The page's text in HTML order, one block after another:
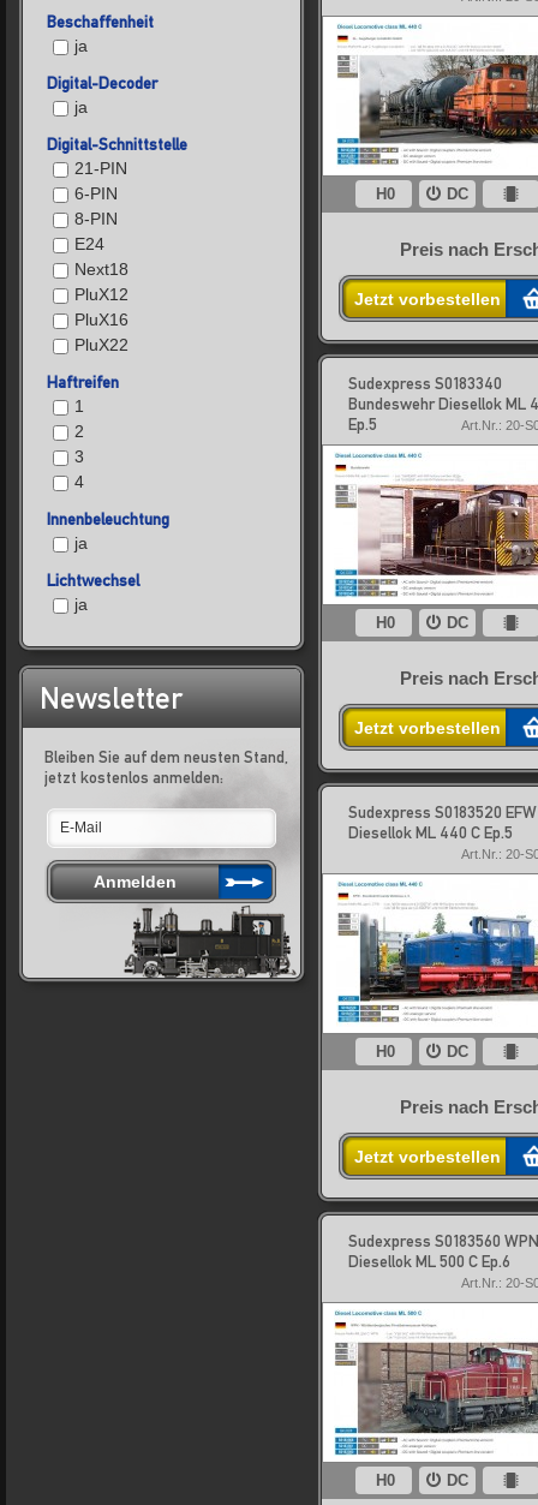
Beschaffenheit
ja
Digital-Decoder
ja
Digital-Schnittstelle
21-PIN
6-PIN
8-PIN
E24
Next18
PluX12
PluX16
PluX22
Haftreifen
1
2
3
4
Innenbeleuchtung
ja
Lichtwechsel
ja
Newsletter
Bleiben Sie auf dem neusten Stand,
jetzt kostenlos anmelden:
H0 DC
Preis nach
Jetzt vorbestellen
Sudexpress S0183340
Bundeswehr Diesellok ML
Ep.5
Art.Nr.: 20-
H0 DC
Preis nach
Jetzt vorbestellen
Sudexpress S0183520 EFW
Diesellok ML 440 C Ep.5
Art.Nr.: 20-
H0 DC
Preis nach
Jetzt vorbestellen
Sudexpress S0183560 WPN
Diesellok ML 500 C Ep.6
Art.Nr.: 20-
H0 DC